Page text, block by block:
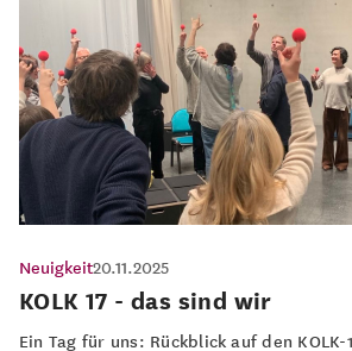
Neuigkeit20.11.2025
KOLK 17 - das sind wir
Ein Tag für uns: Rückblick auf den KOLK-